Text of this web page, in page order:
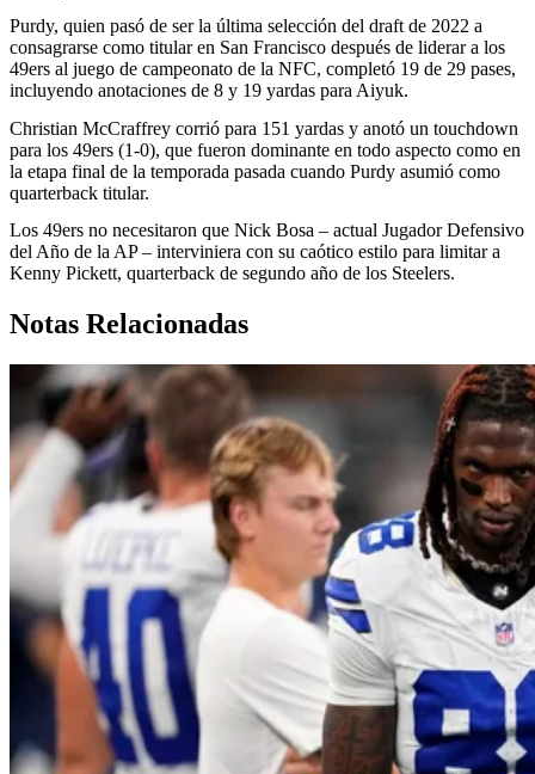
Purdy, quien pasó de ser la última selección del draft de 2022 a
consagrarse como titular en San Francisco después de liderar a los
49ers al juego de campeonato de la NFC, completó 19 de 29 pases,
incluyendo anotaciones de 8 y 19 yardas para Aiyuk.
Christian McCraffrey corrió para 151 yardas y anotó un touchdown
para los 49ers (1-0), que fueron dominante en todo aspecto como en
la etapa final de la temporada pasada cuando Purdy asumió como
quarterback titular.
Los 49ers no necesitaron que Nick Bosa – actual Jugador Defensivo
del Año de la AP – interviniera con su caótico estilo para limitar a
Kenny Pickett, quarterback de segundo año de los Steelers.
Notas Relacionadas